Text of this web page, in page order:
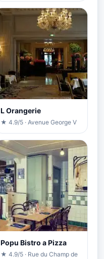
L Orangerie
★ 4.9/5 · Avenue George V
Popu Bistro a Pizza
★ 4.9/5 · Rue du Champ de